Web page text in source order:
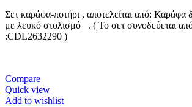
Σετ καράφα-ποτήρι , αποτελείται από: Καράφα
με λευκό στολισμό . ( Το σετ συνοδεύεται
:CDL2632290 )
Compare
Quick view
Add to wishlist